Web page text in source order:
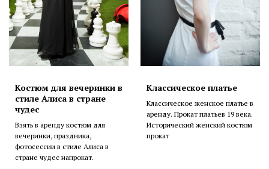
Костюм для вечеринки в
стиле Алиса в стране
чудес
Взять в аренду костюм для
вечеринки, праздника,
фотосессии в стиле Алиса в
стране чудес напрокат.
Классическое платье
Классическое женское платье в
аренду. Прокат платьев 19 века.
Исторический женский костюм
прокат